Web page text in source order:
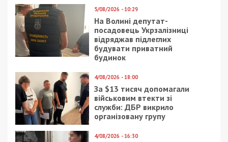
5/08/2026 - 10:29
На Волині депутат-
посадовець Укрзалізниці
відряджав підлеглих
будувати приватний
будинок
4/08/2026 - 18:00
За $13 тисяч допомагали
військовим втекти зі
служби: ДБР викрило
організовану групу
4/08/2026 - 16:30